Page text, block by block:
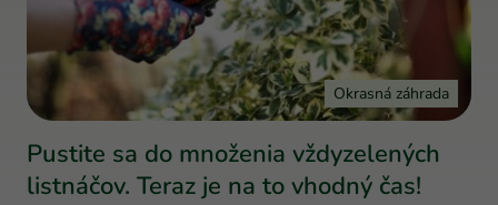
Okrasná záhrada
Pustite sa do množenia vždyzelených
listnáčov. Teraz je na to vhodný čas!